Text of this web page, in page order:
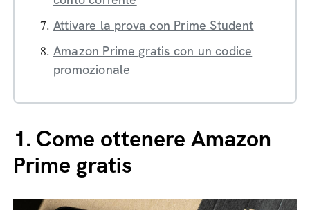
Attivare la prova con Prime Student
Amazon Prime gratis con un codice
promozionale
1. Come ottenere Amazon
Prime gratis